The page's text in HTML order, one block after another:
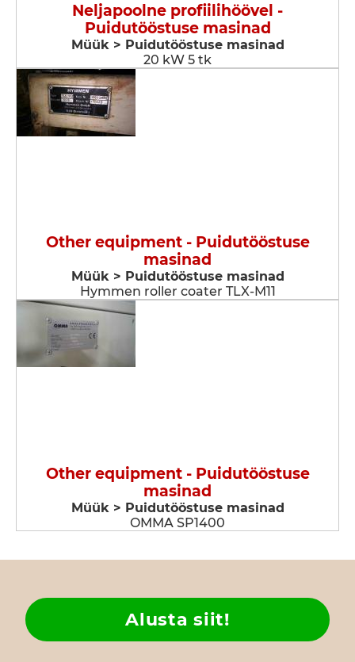
Neljapoolne profiilihöövel -
Puidutööstuse masinad
Müük > Puidutööstuse masinad
20 kW 5 tk
Other equipment - Puidutööstuse
masinad
Müük > Puidutööstuse masinad
Hymmen roller coater TLX-M11
Other equipment - Puidutööstuse
masinad
Müük > Puidutööstuse masinad
OMMA SP1400
Alusta siit!